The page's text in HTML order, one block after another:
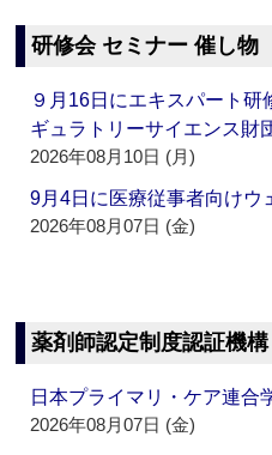
研修会 セミナー 催し物
９月16日にエキスパート
ギュラトリーサイエンス財
2026年08月10日 (月)
9月4日に医療従事者向け
2026年08月07日 (金)
薬剤師認定制度認証機
日本プライマリ・ケア連
2026年08月07日 (金)